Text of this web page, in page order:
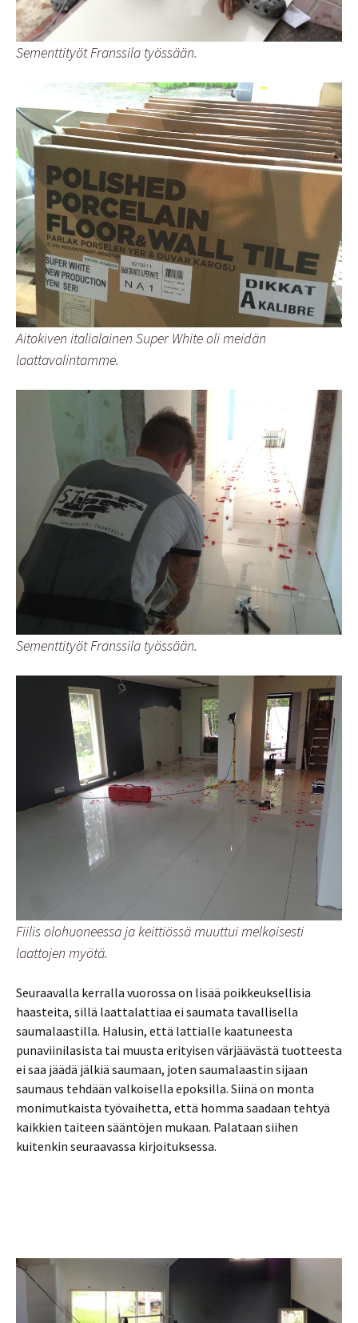
Sementtityöt Franssila työssään.
Aitokiven italialainen Super White oli meidän
laattavalintamme.
Sementtityöt Franssila työssään.
Fiilis olohuoneessa ja keittiössä muuttui melkoisesti
laattojen myötä.
Seuraavalla kerralla vuorossa on lisää poikkeuksellisia
haasteita, sillä laattalattiaa ei saumata tavallisella
saumalaastilla. Halusin, että lattialle kaatuneesta
punaviinilasista tai muusta erityisen värjäävästä tuotteesta
ei saa jäädä jälkiä saumaan, joten saumalaastin sijaan
saumaus tehdään valkoisella epoksilla. Siinä on monta
monimutkaista työvaihetta, että homma saadaan tehtyä
kaikkien taiteen sääntöjen mukaan. Palataan siihen
kuitenkin seuraavassa kirjoituksessa.